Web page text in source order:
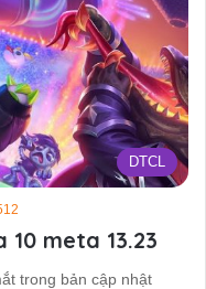
DTCL
10 meta 13.23
trong bản cập nhật